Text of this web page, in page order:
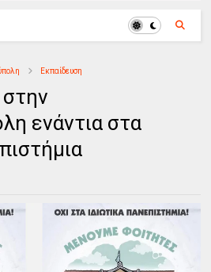
Εκπαίδευση
ενάντια στα